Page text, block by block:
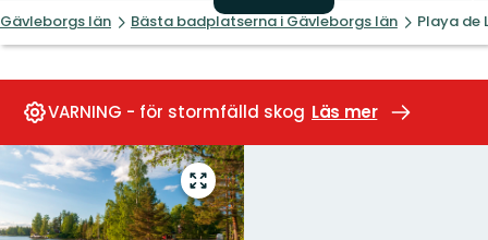
Gävleborgs län Bästa badplatserna i Gävleborgs län Playa de
VARNING - för stormfälld skog Läs mer
Gå
till
helskärmsläge